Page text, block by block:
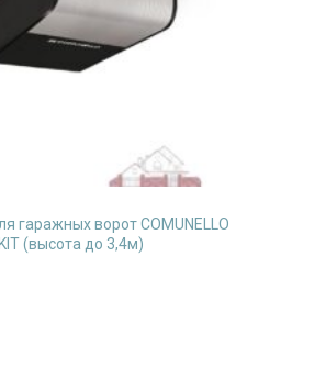
гаражных ворот COMUNELLO
(высота до 3,4м)